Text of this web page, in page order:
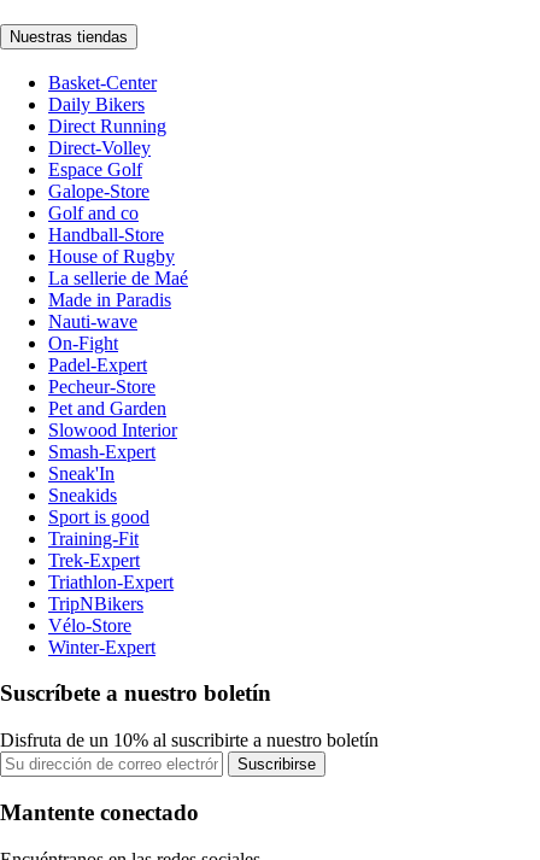
Nuestras tiendas
Basket-Center
Daily Bikers
Direct Running
Direct-Volley
Espace Golf
Galope-Store
Golf and co
Handball-Store
House of Rugby
La sellerie de Maé
Made in Paradis
Nauti-wave
On-Fight
Padel-Expert
Pecheur-Store
Pet and Garden
Slowood Interior
Smash-Expert
Sneak'In
Sneakids
Sport is good
Training-Fit
Trek-Expert
Triathlon-Expert
TripNBikers
Vélo-Store
Winter-Expert
Suscríbete a nuestro boletín
Disfruta de un 10% al suscribirte a nuestro boletín
Suscribirse
Mantente conectado